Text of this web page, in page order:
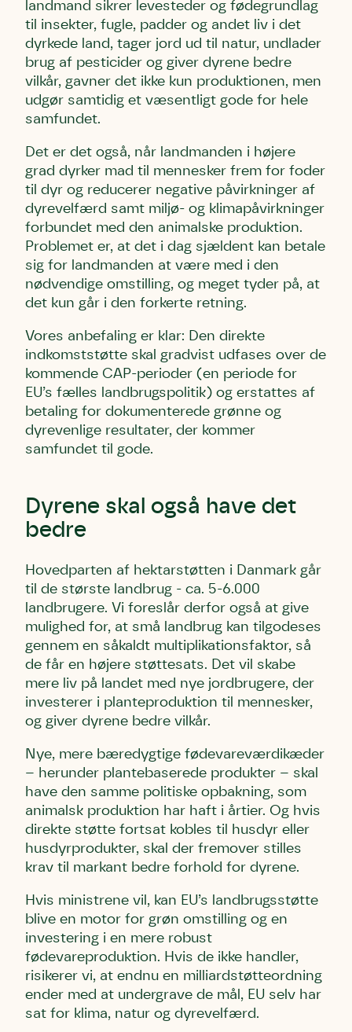
landmand sikrer levesteder og fødegrundlag
til insekter, fugle, padder og andet liv i det
dyrkede land, tager jord ud til natur, undlader
brug af pesticider og giver dyrene bedre
vilkår, gavner det ikke kun produktionen, men
udgør samtidig et væsentligt gode for hele
samfundet.
Det er det også, når landmanden i højere
grad dyrker mad til mennesker frem for foder
til dyr og reducerer negative påvirkninger af
dyrevelfærd samt miljø- og klimapåvirkninger
forbundet med den animalske produktion.
Problemet er, at det i dag sjældent kan betale
sig for landmanden at være med i den
nødvendige omstilling, og meget tyder på, at
det kun går i den forkerte retning.
Vores anbefaling er klar: Den direkte
indkomststøtte skal gradvist udfases over de
kommende CAP-perioder (en periode for
EU’s fælles landbrugspolitik) og erstattes af
betaling for dokumenterede grønne og
dyrevenlige resultater, der kommer
samfundet til gode.
Dyrene skal også have det
bedre
Hovedparten af hektarstøtten i Danmark går
til de største landbrug - ca. 5-6.000
landbrugere. Vi foreslår derfor også at give
mulighed for, at små landbrug kan tilgodeses
gennem en såkaldt multiplikationsfaktor, så
de får en højere støttesats. Det vil skabe
mere liv på landet med nye jordbrugere, der
investerer i planteproduktion til mennesker,
og giver dyrene bedre vilkår.
Nye, mere bæredygtige fødevareværdikæder
– herunder plantebaserede produkter – skal
have den samme politiske opbakning, som
animalsk produktion har haft i årtier. Og hvis
direkte støtte fortsat kobles til husdyr eller
husdyrprodukter, skal der fremover stilles
krav til markant bedre forhold for dyrene.
Hvis ministrene vil, kan EU’s landbrugsstøtte
blive en motor for grøn omstilling og en
investering i en mere robust
fødevareproduktion. Hvis de ikke handler,
risikerer vi, at endnu en milliardstøtteordning
ender med at undergrave de mål, EU selv har
sat for klima, natur og dyrevelfærd.
Du skriver under på
Linie 1
Hjørring
Linie 2
Telefon
Danmarks Naturfredningsforening må gerne kontakte mig
med nyt om sagen samt fremtidige
underskriftindsamlinger og andre støttemuligheder. Jeg
kan til enhver tid tilbagekalde dette samtykke ved at
kontakte persondata@dn.dk
Skriv under nu
Du skriver under på
Første punkt
hjem for jordhumle, der nok er den
mest kendte af de danske humlebiarter.
Den store humlebi – eller brumbasse
som mange kalder den.
Andet punkt
Humlebier bestøver effektivt blomster
og afgrøder i din have.
Telefon
Danmarks Naturfredningsforening må gerne kontakte mig
med nyt om sagen samt fremtidige
underskriftindsamlinger og andre støttemuligheder. Jeg
kan til enhver tid tilbagekalde dette samtykke ved at
kontakte persondata@dn.dk
Skriv under nu
Du skriver under på
Storken tilbage til Kolding
Telefon
Danmarks Naturfredningsforening må gerne kontakte mig
med nyt om sagen samt fremtidige
underskriftindsamlinger og andre støttemuligheder. Jeg
kan til enhver tid tilbagekalde dette samtykke ved at
kontakte persondata@dn.dk
Skriv under nu